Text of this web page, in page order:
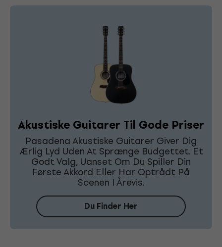
Akustiske Guitarer Til Gode Priser
Pasadena Akustiske Guitarer Giver Dig
Ærlig Lyd Uden At Sprænge Budgettet. Et
Godt Valg, Uanset Om Du Spiller Din
Første Akkord Eller Har Optrådt På
Scenen I Årevis.
Du Finder Her